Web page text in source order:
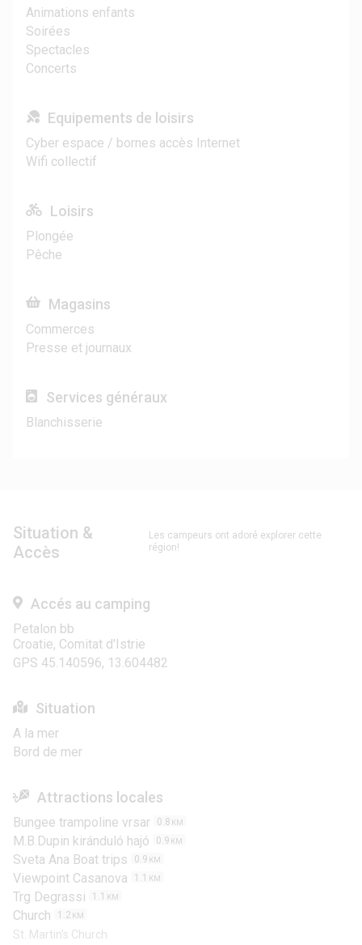
Animations enfants
Soirées
Spectacles
Concerts
Equipements de loisirs
Cyber espace / bornes accès Internet
Wifi collectif
Loisirs
Plongée
Pêche
Magasins
Commerces
Presse et journaux
Services généraux
Blanchisserie
Situation &
Accès
Les campeurs ont adoré explorer cette
région!
Accés au camping
Petalon bb
Croatie, Comitat d'Istrie
GPS 45.140596, 13.604482
Situation
A la mer
Bord de mer
Attractions locales
Bungee trampoline vrsar 0.8 KM
M.B.Dupin kiránduló hajó 0.9 KM
Sveta Ana Boat trips 0.9 KM
Viewpoint Casanova 1.1 KM
Trg Degrassi 1.1 KM
Church 1.2 KM
St. Martin's Church